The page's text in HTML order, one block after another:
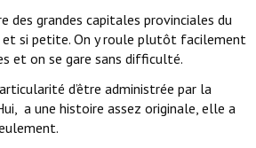
des grandes capitales provinciales du
et si petite. On y roule plutôt facilement
et on se gare sans difficulté.
d’être administrée par la
a une histoire assez originale, elle a